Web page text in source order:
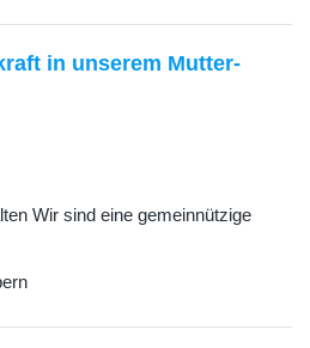
in unserem Mutter-
Wir sind eine gemeinnützige